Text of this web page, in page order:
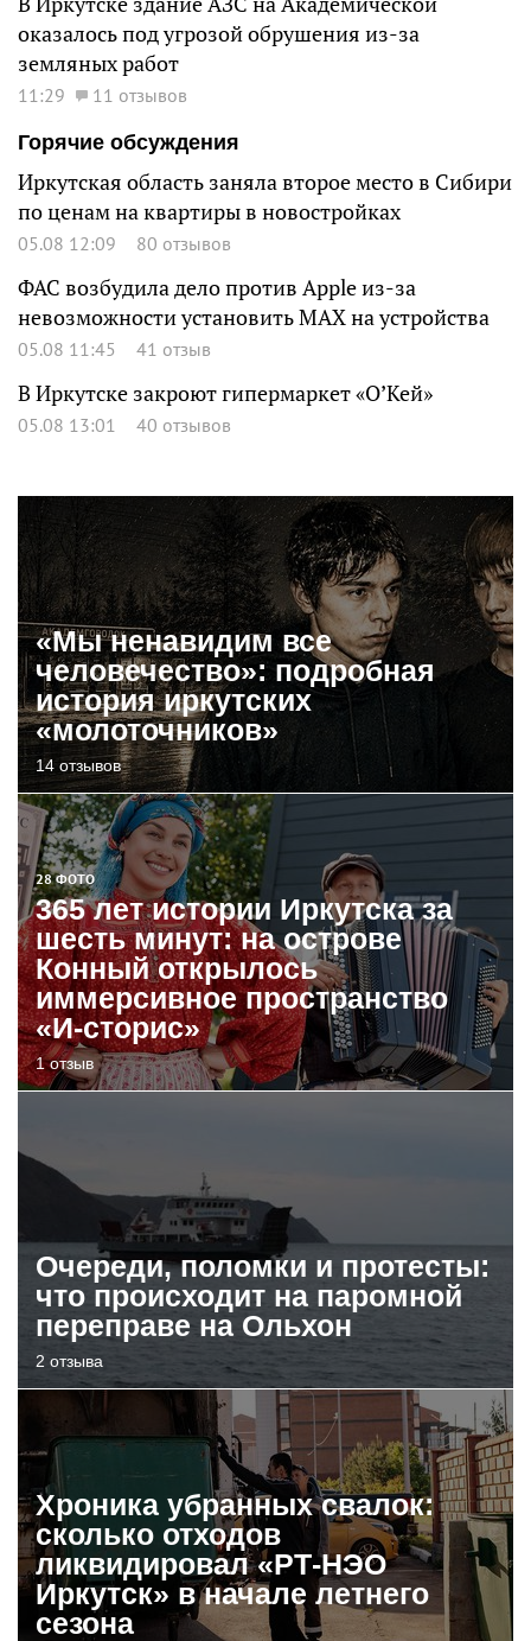
оказалось под угрозой обрушения из-за
земляных работ
11:29
11 отзывов
Горячие обсуждения
Иркутская область заняла второе место в Сибири
по ценам на квартиры в новостройках
05.08 12:09 80 отзывов
ФАС возбудила дело против Apple из-за
невозможности установить MAX на устройства
05.08 11:45 41 отзыв
В Иркутске закроют гипермаркет «О’Кей»
05.08 13:01 40 отзывов
«Мы ненавидим все
человечество»: подробная
история иркутских
«молоточников»
14 отзывов
28 ФОТО
365 лет истории Иркутска за
шесть минут: на острове
Конный открылось
иммерсивное пространство
«И-сторис»
1 отзыв
Очереди, поломки и протесты:
что происходит на паромной
переправе на Ольхон
2 отзыва
Хроника убранных свалок:
сколько отходов
ликвидировал «РТ-НЭО
Иркутск» в начале летнего
сезона